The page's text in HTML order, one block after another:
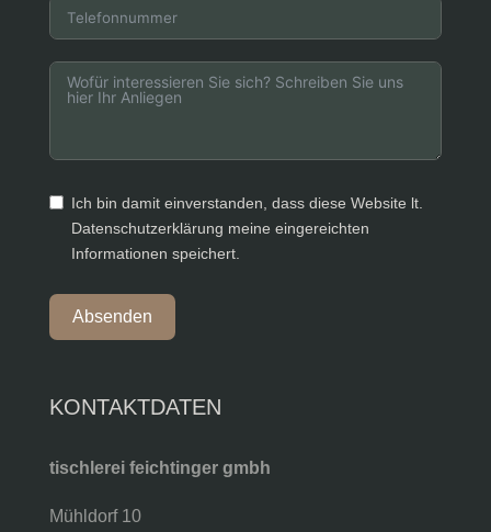
Ich bin damit einverstanden, dass diese Website lt.
Datenschutzerklärung meine eingereichten
Informationen speichert.
Absenden
KONTAKTDATEN
tischlerei feichtinger gmbh
Mühldorf 10